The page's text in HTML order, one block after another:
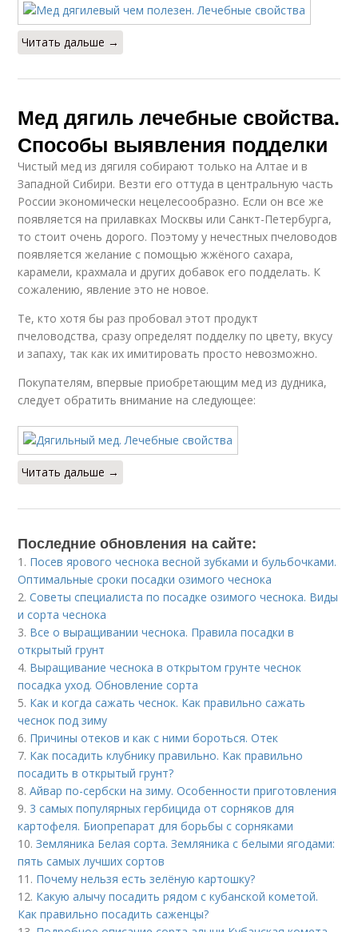
Читать дальше →
Мед дягиль лечебные свойства.
Способы выявления подделки
Чистый мед из дягиля собирают только на Алтае и в
Западной Сибири. Везти его оттуда в центральную часть
России экономически нецелесообразно. Если он все же
появляется на прилавках Москвы или Санкт-Петербурга,
то стоит очень дорого. Поэтому у нечестных пчеловодов
появляется желание с помощью жжёного сахара,
карамели, крахмала и других добавок его подделать. К
сожалению, явление это не новое.
Те, кто хотя бы раз пробовал этот продукт
пчеловодства, сразу определят подделку по цвету, вкусу
и запаху, так как их имитировать просто невозможно.
Покупателям, впервые приобретающим мед из дудника,
следует обратить внимание на следующее:
Читать дальше →
Последние обновления на сайте:
1. Посев ярового чеснока весной зубками и бульбочками.
Оптимальные сроки посадки озимого чеснока
2.Советы специалиста по посадке озимого чеснока. Виды
и сорта чеснока
3. Все о выращивании чеснока. Правила посадки в
открытый грунт
4. Выращивание чеснока в открытом грунте чеснок
посадка уход. Обновление сорта
5. Как и когда сажать чеснок. Как правильно сажать
чеснок под зиму
6. Причины отеков и как с ними бороться. Отек
7. Как посадить клубнику правильно. Как правильно
посадить в открытый грунт?
8.Айвар по-сербски на зиму. Особенности приготовления
9. 3 самых популярных гербицида от сорняков для
картофеля. Биопрепарат для борьбы с сорняками
10.Земляника Белая сорта. Земляника с белыми ягодами:
пять самых лучших сортов
11. Почему нельзя есть зелёную картошку?
12. Какую алычу посадить рядом с кубанской кометой.
Как правильно посадить саженцы?